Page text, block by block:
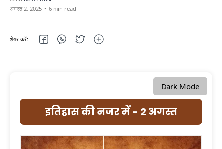
6 min read
Dark Mode
इतिहास की नजर में - 2 अगस्त